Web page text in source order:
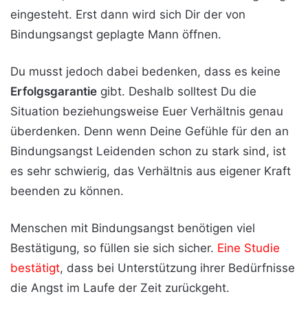
eingesteht. Erst dann wird sich Dir der von
Bindungsangst geplagte Mann öffnen.
Du musst jedoch dabei bedenken, dass es keine
Erfolgsgarantie gibt. Deshalb solltest Du die
Situation beziehungsweise Euer Verhältnis genau
überdenken. Denn wenn Deine Gefühle für den an
Bindungsangst Leidenden schon zu stark sind, ist
es sehr schwierig, das Verhältnis aus eigener Kraft
beenden zu können.
Menschen mit Bindungsangst benötigen viel
Bestätigung, so füllen sie sich sicher. Eine Studie
bestätigt, dass bei Unterstützung ihrer Bedürfnisse
die Angst im Laufe der Zeit zurückgeht.